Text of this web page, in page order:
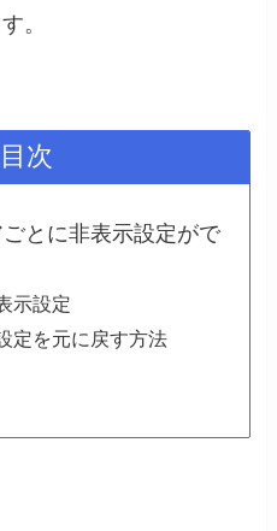
。
目次
とに非表示設定がで
示設定
定を元に戻す方法